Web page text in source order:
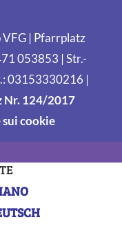
| Pfarrplatz
053853 | Str.-
03153330216 |
Nr. 124/2017
cookie